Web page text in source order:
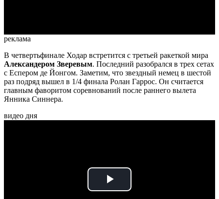
реклама
В четвертьфинале Ходар встретится с третьей ракеткой мира
Александером Зверевым. Последний разобрался в трех сетах
с Еспером де Йонгом. Заметим, что звездный немец в шестой
раз подряд вышел в 1/4 финала Ролан Гаррос. Он считается
главным фаворитом соревнований после раннего вылета
Янника Синнера.
видео дня
Play